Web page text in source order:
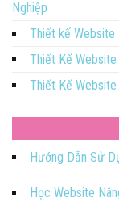
Nghiệp
Thiết kế Website
Thiết Kế Website
Thiết Kế Website
Hướng Dẫn Sử
Học Website